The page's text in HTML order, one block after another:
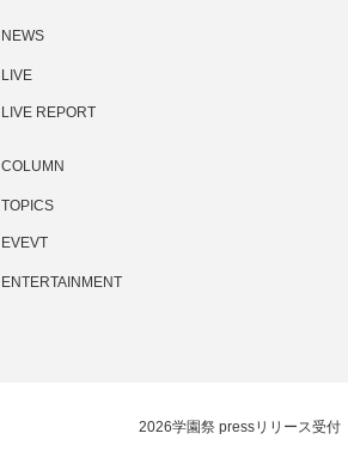
NEWS
LIVE
LIVE REPORT
COLUMN
TOPICS
EVEVT
ENTERTAINMENT
2026学園祭 pressリリース受付